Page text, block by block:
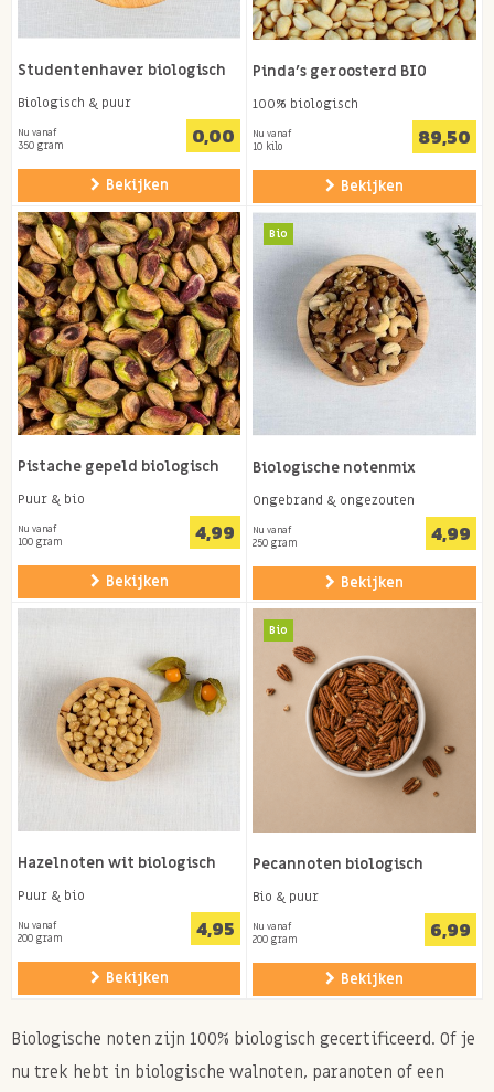
Studentenhaver biologisch
Biologisch & puur
Nu vanaf
350 gram 0,00
Bekijken
Pinda's geroosterd BIO
100% biologisch
Nu vanaf
10 kilo 89,50
Bekijken
Pistache gepeld biologisch
Puur & bio
Nu vanaf
100 gram 4,99
Bekijken
Bio
Biologische notenmix
Ongebrand & ongezouten
Nu vanaf
250 gram 4,99
Bekijken
Hazelnoten wit biologisch
Puur & bio
Nu vanaf
200 gram 4,95
Bekijken
Bio
Pecannoten biologisch
Bio & puur
Nu vanaf
200 gram 6,99
Bekijken
Biologische noten zijn 100% biologisch gecertificeerd. Of je
nu trek hebt in biologische walnoten, paranoten of een